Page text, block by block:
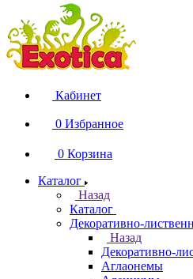
Кабинет
0 Избранное
0 Корзина
Каталог
Назад
Каталог
Декоративно-
Назад
Декоративно-
Аглаонемы